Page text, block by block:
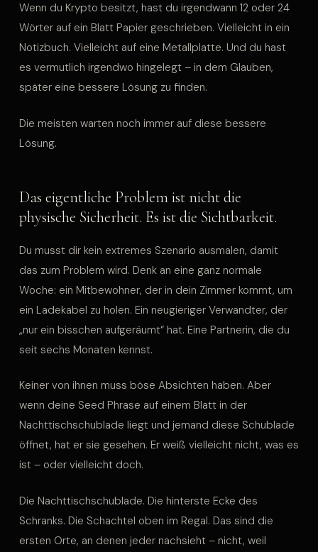
Wenn du Krypto besitzt, hast du irgendwann 12 oder 24
Wörter auf ein Blatt Papier geschrieben. Vielleicht in ein
Notizbuch. Vielleicht auf eine Metallplatte. Und du hast
es vermutlich irgendwo hingelegt – in dem Glauben,
später eine bessere Lösung zu finden.
Die meisten warten noch immer auf diese bessere
Lösung.
Das eigentliche Problem ist nicht die
physische Sicherheit. Es ist die Sichtbarkeit.
Du musst dir kein extremes Szenario ausmalen, damit
das zum Problem wird. Denk an eine ganz normale
Woche: ein Mitbewohner, der in dein Zimmer kommt, um
ein Ladekabel zu holen. Ein neugieriger Verwandter, der
„nur ein bisschen aufgeräumt“ hat. Eine Partnerin, die du
seit sechs Monaten kennst.
Keiner von ihnen muss böse Absichten haben. Aber
wenn deine Seed Phrase auf einem Blatt in der
Nachttischschublade liegt und jemand diese Schublade
öffnet, hat er sie gesehen. Er weiß vielleicht nicht, was es
ist – oder vielleicht doch.
Die Nachttischschublade. Die hinterste Ecke des
Schranks. Die Schachtel oben im Regal. Das sind die
ersten Orte, an denen jeder nachsieht – nicht, weil